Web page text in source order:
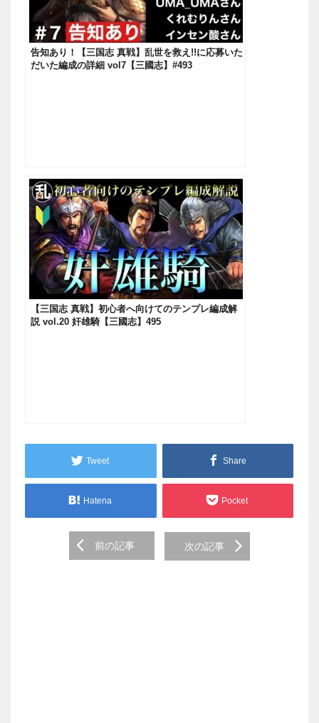
告知あり！【三国志 真戦】乱世を救え!!に応募いた
だいた編成の詳細 vol7【三國志】#493
【三国志 真戦】初心者へ向けてのテンプレ編成解
説 vol.20 奸雄騎【三國志】495
Tweet Share
Hatena Pocket
navigation
前の記事 次の記事